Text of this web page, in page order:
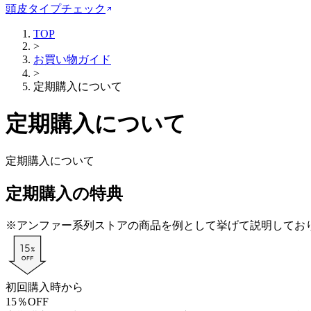
頭皮タイプチェック
TOP
>
お買い物ガイド
>
定期購入について
定期購入について
定期購入について
定期購入の特典
※アンファー系列ストアの商品を例として挙げて説明してお
初回購入時から
15％OFF